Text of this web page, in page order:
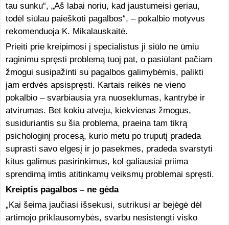
tau sunku“, „Aš labai noriu, kad jaustumeisi geriau,
todėl siūlau paieškoti pagalbos“, – pokalbio motyvus
rekomenduoja K. Mikalauskaitė.
Prieiti prie kreipimosi į specialistus ji siūlo ne ūmiu
raginimu spręsti problemą tuoj pat, o pasiūlant pačiam
žmogui susipažinti su pagalbos galimybėmis, palikti
jam erdvės apsispręsti. Kartais reikės ne vieno
pokalbio – svarbiausia yra nuoseklumas, kantrybė ir
atvirumas. Bet kokiu atveju, kiekvienas žmogus,
susiduriantis su šia problema, praeina tam tikrą
psichologinį procesą, kurio metu po truputį pradeda
suprasti savo elgesį ir jo pasekmes, pradeda svarstyti
kitus galimus pasirinkimus, kol galiausiai priima
sprendimą imtis atitinkamų veiksmų problemai spręsti.
Kreiptis pagalbos – ne gėda
„Kai šeima jaučiasi išsekusi, sutrikusi ar bejėgė dėl
artimojo priklausomybės, svarbu nesistengti visko